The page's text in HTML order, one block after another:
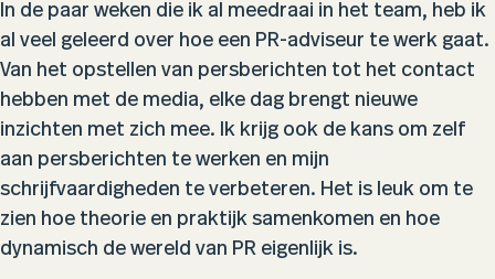
In de paar weken die ik al meedraai in het team, heb ik
al veel geleerd over hoe een PR-adviseur te werk gaat.
Van het opstellen van persberichten tot het contact
hebben met de media, elke dag brengt nieuwe
inzichten met zich mee. Ik krijg ook de kans om zelf
aan persberichten te werken en mijn
schrijfvaardigheden te verbeteren. Het is leuk om te
zien hoe theorie en praktijk samenkomen en hoe
dynamisch de wereld van PR eigenlijk is.